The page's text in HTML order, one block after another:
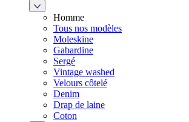
Homme
Tous nos modèles
Moleskine
Gabardine
Sergé
Vintage washed
Velours côtelé
Denim
Drap de laine
Coton